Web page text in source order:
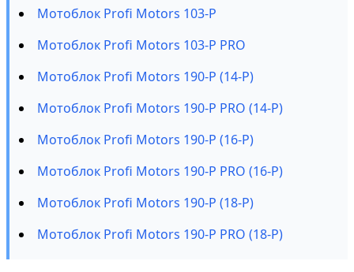
Мотоблок Profi Motors 103-P
Мотоблок Profi Motors 103-P PRO
Мотоблок Profi Motors 190-P (14-P)
Мотоблок Profi Motors 190-P PRO (14-P)
Мотоблок Profi Motors 190-P (16-P)
Мотоблок Profi Motors 190-P PRO (16-P)
Мотоблок Profi Motors 190-P (18-P)
Мотоблок Profi Motors 190-P PRO (18-P)